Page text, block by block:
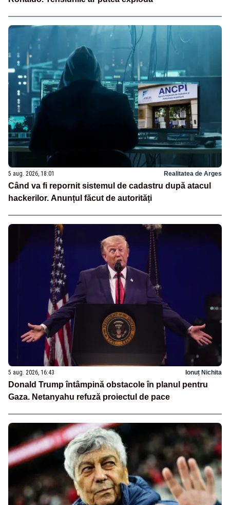
5 aug. 2026, 18:01 Realitatea de Arges
Când va fi repornit sistemul de cadastru după atacul
hackerilor. Anunțul făcut de autorități
5 aug. 2026, 16:43 Ionuț Nichita
Donald Trump întâmpină obstacole în planul pentru
Gaza. Netanyahu refuză proiectul de pace